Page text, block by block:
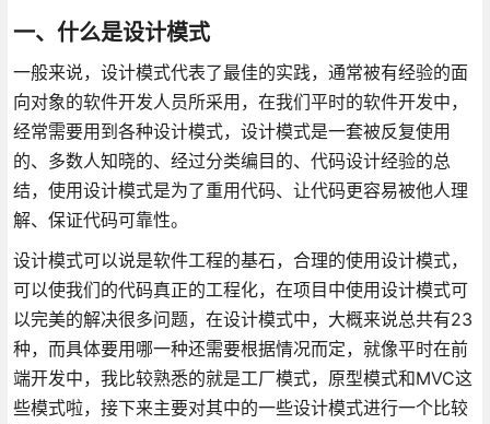
一、什么是设计模式
一般来说，设计模式代表了最佳的实践，通常被有经验的面
向对象的软件开发人员所采用，在我们平时的软件开发中，
经常需要用到各种设计模式，设计模式是一套被反复使用
的、多数人知晓的、经过分类编目的、代码设计经验的总
结，使用设计模式是为了重用代码、让代码更容易被他人理
解、保证代码可靠性。
设计模式可以说是软件工程的基石，合理的使用设计模式，
可以使我们的代码真正的工程化，在项目中使用设计模式可
以完美的解决很多问题，在设计模式中，大概来说总共有23
种，而具体要用哪一种还需要根据情况而定，就像平时在前
端开发中，我比较熟悉的就是工厂模式，原型模式和MVC这
些模式啦，接下来主要对其中的一些设计模式进行一个比较